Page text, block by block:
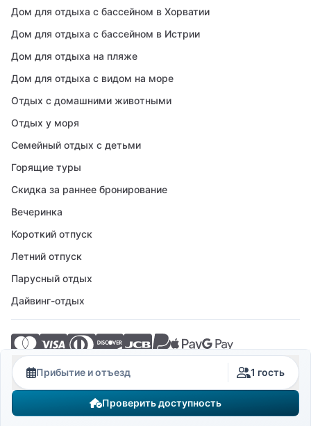
Прибытие и отъезд 1 гость
Проверить доступность
Дом для отдыха с бассейном в Хорватии
Дом для отдыха с бассейном в Истрии
Дом для отдыха на пляже
Дом для отдыха с видом на море
Отдых с домашними животными
Отдых у моря
Семейный отдых с детьми
Горящие туры
Скидка за раннее бронирование
Вечеринка
Короткий отпуск
Летний отпуск
Парусный отдых
Дайвинг-отдых
© 2026 Crovillas GmbH